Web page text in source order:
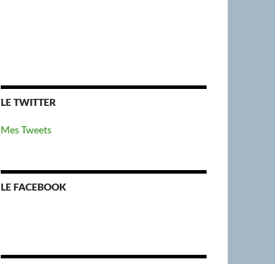
LE TWITTER
Mes Tweets
LE FACEBOOK